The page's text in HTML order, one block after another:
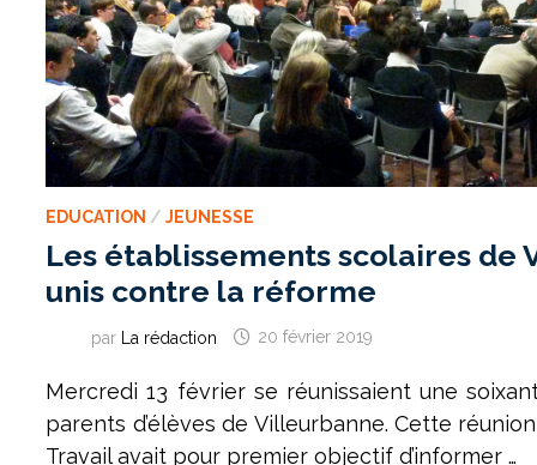
EDUCATION /JEUNESSE
Les établissements scolaires de
unis contre la réforme
par La rédaction 20 février 2019
Mercredi 13 février se réunissaient une
parents d’élèves de Villeurbanne. Cette
Travail avait pour premier objectif d’informer …